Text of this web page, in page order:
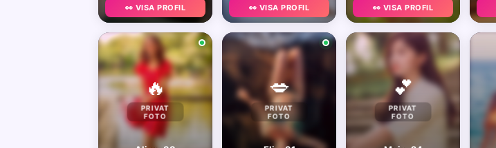
👀 VISA PROFIL 👀 VISA PROFIL 👀 VISA PROFIL
🔥
PRIVAT
FOTO
💋
PRIVAT
FOTO
💕
PRIVAT
FOTO